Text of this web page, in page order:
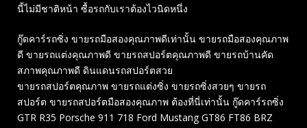
นี้ไม่มีชาติหน้า ซื้อรถกับเราต้องไวนิดหนึ่ง
กู๊ดคาร์รถซิ่ง ขายรถมือสองคุณภาพดีเท่านั้น ขายรถมือสองคุณภาพ
ดี ขายรถแต่งคุณภาพดี ขายรถสปอร์ตคุณภาพดี ขายรถบ้านคัด
สภาพคุณภาพดี ดินแดนรถสปอร์ตสวย
ขายรถสปอร์ตคุณภาพ ขายรถแต่งซิ่ง ขายรถซิ่งสวยๆ ขายรถ
สปอร์ต ขายรถสปอร์ตมือสองคุณภาพ ต้องที่นี่เท่านั้น กู๊ดคาร์รถซิ่ง
GTR R35 Porsche 911 718 Ford Mustang GT86 FT86 BRZ